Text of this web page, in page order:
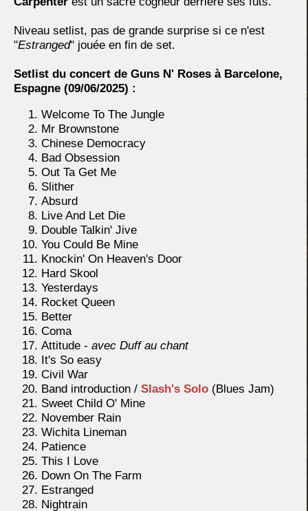
Niveau setlist, pas de grande surprise si ce n'est
"Estranged" jouée en fin de set.
Setlist du concert de Guns N' Roses à Barcelone,
Espagne (09/06/2025) :
Welcome To The Jungle
Mr Brownstone
Chinese Democracy
Bad Obsession
Out Ta Get Me
Slither
Absurd
Live And Let Die
Double Talkin' Jive
You Could Be Mine
Knockin' On Heaven's Door
Hard Skool
Yesterdays
Rocket Queen
Better
Coma
Attitude - avec Duff au chant
It's So easy
Civil War
Band introduction / Slash's Solo (Blues Jam)
Sweet Child O' Mine
November Rain
Wichita Lineman
Patience
This I Love
Down On The Farm
Estranged
Nightrain